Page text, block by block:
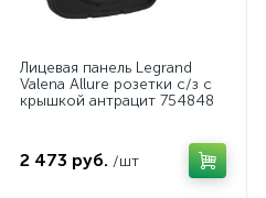
Лицевая панель Legrand
Valena Allure розетки с/з с
крышкой антрацит 754848
2 473 руб. /шт